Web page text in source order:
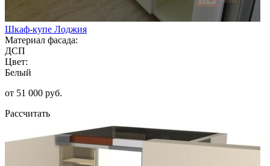
Шкаф-купе Лоджия
Материал фасада:
ДСП
Цвет:
Белый
от 51 000 руб.
Рассчитать